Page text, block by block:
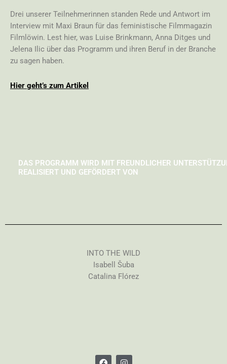
Drei unserer Teilnehmerinnen standen Rede und Antwort im
Interview mit Maxi Braun für das feministische Filmmagazin
Filmlöwin. Lest hier, was Luise Brinkmann, Anna Ditges und
Jelena Ilic über das Programm und ihren Beruf in der Branche
zu sagen haben.
Hier geht’s zum Artikel
DAS PROGRAMM WIRD MIT FREUNDLICHER
REALISIERT UND GEFÖRDERT VON
INTO THE WILD
Isabell Šuba
Catalina Flórez